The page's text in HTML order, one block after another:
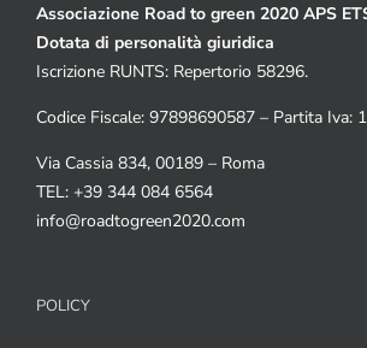
Associazione Road to green 2020 APS
Dotata di personalità giuridica
Iscrizione RUNTS: Repertorio 58296.
Codice Fiscale: 97898690587 – Partita Iva:
Via Cassia 834, 00189 – Roma
TEL: +39 344 084 6564
info@roadtogreen2020.com
POLICY